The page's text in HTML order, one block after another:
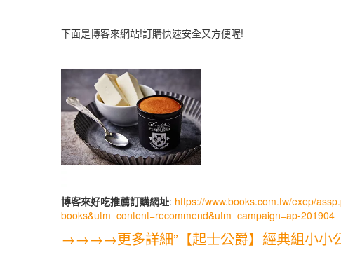
下面是博客來網站!訂購快速安全又方便喔!
博客來好吃推薦訂購網址: https://www.books.com.tw/exep/
books&utm_content=recommend&utm_campaign=ap-201904
→→→→更多詳細”【起士公爵】經典組小小